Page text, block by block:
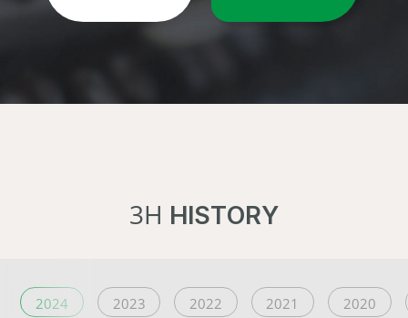
3H HISTORY
2024 2023 2022 2021 2020